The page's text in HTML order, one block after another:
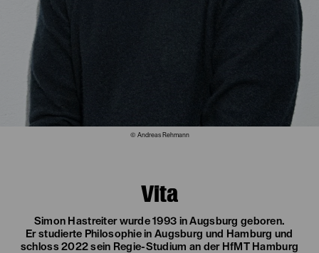
© Andreas Rehmann
Vita
Simon Hastreiter wurde 1993 in Augsburg geboren.
Er studierte Philosophie in Augsburg und Hamburg und
schloss 2022 sein Regie-Studium an der HfMT Hamburg